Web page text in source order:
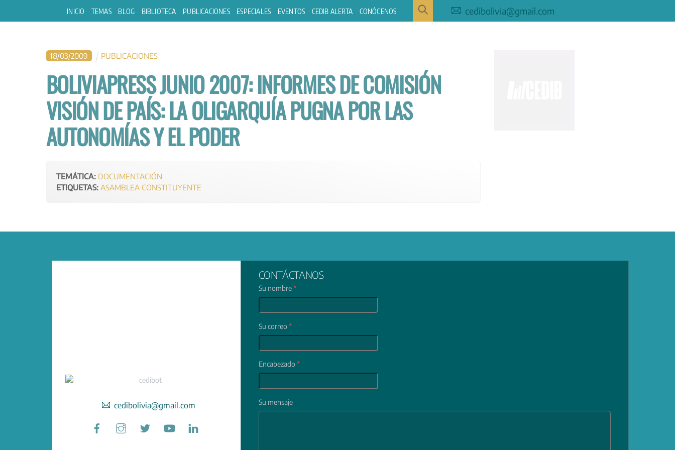
INICIO TEMAS BLOG BIBLIOTECA PUBLICACIONES ESPECIALES EVENTOS CEDIB ALERTA CONÓCENOS cedibolivia@gmail.com
18/03/2009 PUBLICACIONES
BOLIVIAPRESS JUNIO 2007: INFORMES DE COMISIÓN
VISIÓN DE PAÍS: LA OLIGARQUÍA PUGNA POR LAS
AUTONOMÍAS Y EL PODER
TEMÁTICA: DOCUMENTACIÓN
ETIQUETAS: ASAMBLEA CONSTITUYENTE
cedibolivia@gmail.com
Facebook
CONTÁCTANOS
Su nombre*
Su correo *
Encabezado *
Su mensaje